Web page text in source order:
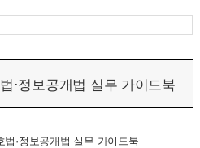
·정보공개법 실무 가이드북
법·정보공개법 실무 가이드북